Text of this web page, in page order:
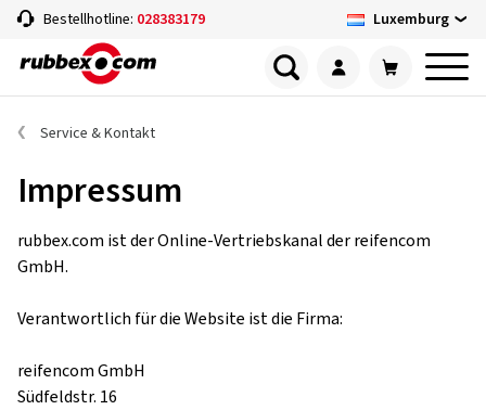
Bestellhotline: 028383179 Luxemburg
Service & Kontakt
Impressum
rubbex.com ist der Online-Vertriebskanal der reifencom
GmbH.
Verantwortlich für die Website ist die Firma:
reifencom GmbH
Südfeldstr. 16